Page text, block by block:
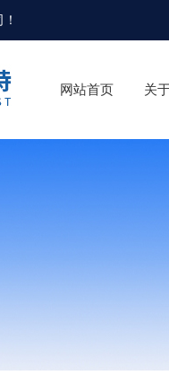
！
网站首页 关